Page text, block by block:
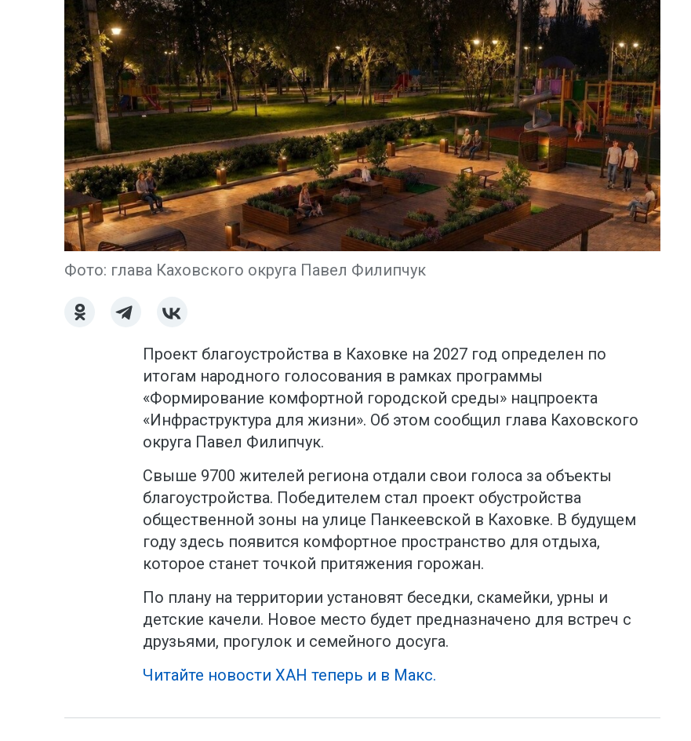
Фото: глава Каховского округа Павел Филипчук
Проект благоустройства в Каховке на 2027 год определен по
итогам народного голосования в рамках программы
«Формирование комфортной городской среды» нацпроекта
«Инфраструктура для жизни». Об этом сообщил глава Каховского
округа Павел Филипчук.
Свыше 9700 жителей региона отдали свои голоса за объекты
благоустройства. Победителем стал проект обустройства
общественной зоны на улице Панкеевской в Каховке. В будущем
году здесь появится комфортное пространство для отдыха,
которое станет точкой притяжения горожан.
По плану на территории установят беседки, скамейки, урны и
детские качели. Новое место будет предназначено для встреч с
друзьями, прогулок и семейного досуга.
Читайте новости ХАН теперь и в Макс.